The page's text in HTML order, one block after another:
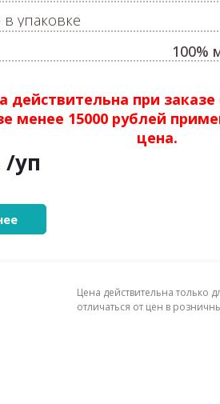
действительна при заказе
менее 15000 рублей
цена.
/уп
упаковке
100%
Цена действительна только
отличаться от цен в